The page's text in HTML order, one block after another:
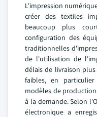
L'impression
créer des textiles
beaucoup plus
configuration des
traditionnelles
de l'utilisation de
délais de livraison
faibles, en
modèles de
à la demande. Selon
électronique a